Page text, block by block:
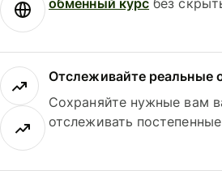
обменный курс без
Отслеживайте реальные
Сохраняйте нужные вам
отслеживать